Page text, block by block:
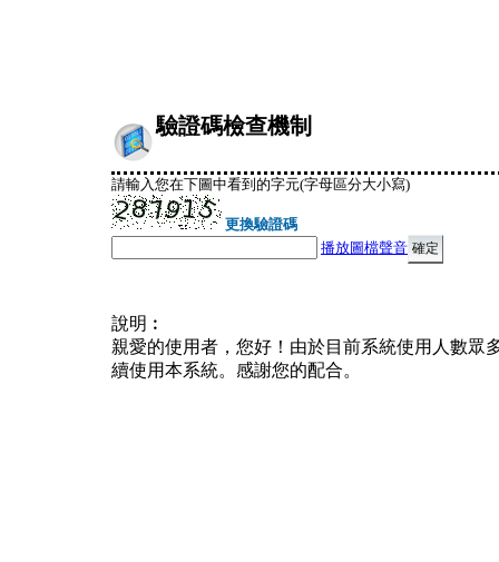
驗證碼檢查機制
請輸入您在下圖中看到的字元(字母區分大小寫)
更換驗證碼
播放圖檔聲音
說明︰
親愛的使用者，您好！由於目前系統使用人數眾
續使用本系統。感謝您的配合。